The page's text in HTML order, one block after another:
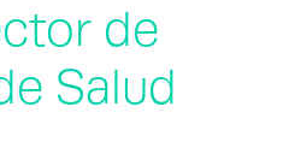
de
Salud